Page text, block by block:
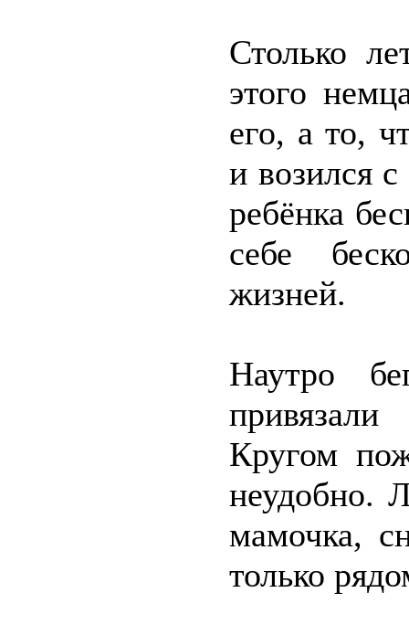
Столько
этого
его, а то,
и возился
ребёнка
себе
жизней.
Наутро
Кругом
неудобно.
мамочка,
только